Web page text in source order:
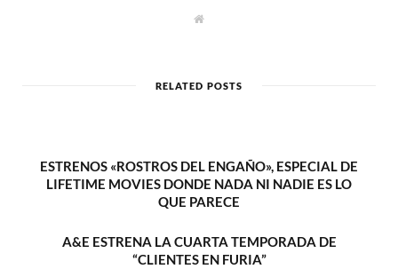
W
e
RELATED POSTS
ESTRENOS «ROSTROS DEL ENGAÑO», ESPECIAL DE
LIFETIME MOVIES DONDE NADA NI NADIE ES LO
QUE PARECE
A&E ESTRENA LA CUARTA TEMPORADA DE
“CLIENTES EN FURIA”